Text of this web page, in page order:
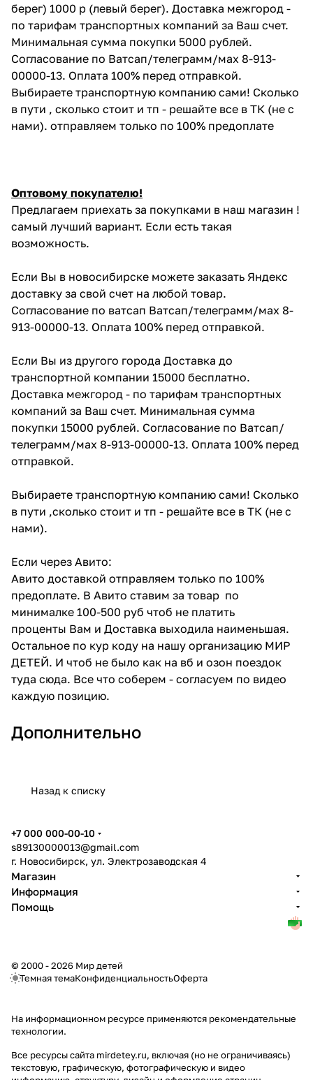
берег) 1000 р (левый берег). Доставка межгород -
по тарифам транспортных компаний за Ваш счет.
Минимальная сумма покупки 5000 рублей.
Согласование по Ватсап/телеграмм/мах 8-913-
00000-13. Оплата 100% перед отправкой.
Выбираете транспортную компанию сами! Сколько
в пути , сколько стоит и тп - решайте все в ТК (не с
нами). отправляем только по 100% предоплате
Оптовому покупателю!
Предлагаем приехать за покупками в наш магазин !
самый лучший вариант. Если есть такая
возможность.
Если Вы в новосибирске можете заказать Яндекс
доставку за свой счет на любой товар.
Согласование по ватсап Ватсап/телеграмм/мах 8-
913-00000-13. Оплата 100% перед отправкой.
Если Вы из другого города Доставка до
транспортной компании 15000 бесплатно.
Доставка межгород - по тарифам транспортных
компаний за Ваш счет. Минимальная сумма
покупки 15000 рублей. Согласование по Ватсап/
телеграмм/мах 8-913-00000-13. Оплата 100% перед
отправкой.
Выбираете транспортную компанию сами! Сколько
в пути ,сколько стоит и тп - решайте все в ТК (не с
нами).
Если через Авито:
Авито доставкой отправляем только по 100%
предоплате. В Авито ставим за товар по
минималке 100-500 руб чтоб не платить
проценты Вам и Доставка выходила наименьшая.
Остальное по кур коду на нашу организацию МИР
ДЕТЕЙ. И чтоб не было как на вб и озон поездок
туда сюда. Все что соберем - согласуем по видео
каждую позицию.
Дополнительно
Назад к списку
+7 000 000-00-10
s89130000013@gmail.com
г. Новосибирск, ул. Электрозаводская 4
Магазин
Информация
Помощь
© 2000 - 2026 Мир детей
Темная темаКонфиденциальностьОферта
На информационном ресурсе применяются рекомендательные
технологии.
Все ресурсы сайта mirdetey.ru, включая (но не ограничиваясь)
текстовую, графическую, фотографическую и видео